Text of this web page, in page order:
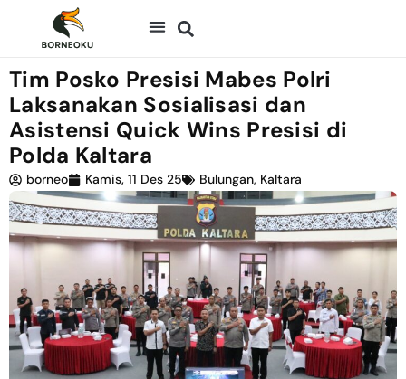
Tim Posko Presisi Mabes Polri
Laksanakan Sosialisasi dan
Asistensi Quick Wins Presisi di
Polda Kaltara
borneo Kamis, 11 Des 25 Bulungan, Kaltara